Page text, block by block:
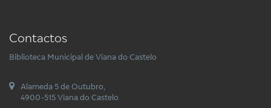
Contactos
Biblioteca Municipal de Viana do Castelo
Alameda 5 de Outubro,
4900-515 Viana do Castelo